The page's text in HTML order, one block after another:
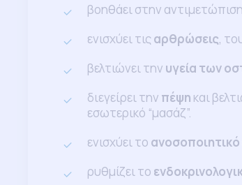
βοηθάει στην αντιμετώπιση
ενισχύει τιςαρθρώσεις,
βελτιώνει την υγεία των
διεγείρει την πέψη και
εσωτερικό “μασάζ”.
ενισχύει το ανοσοποιητικό
ρυθμίζει το